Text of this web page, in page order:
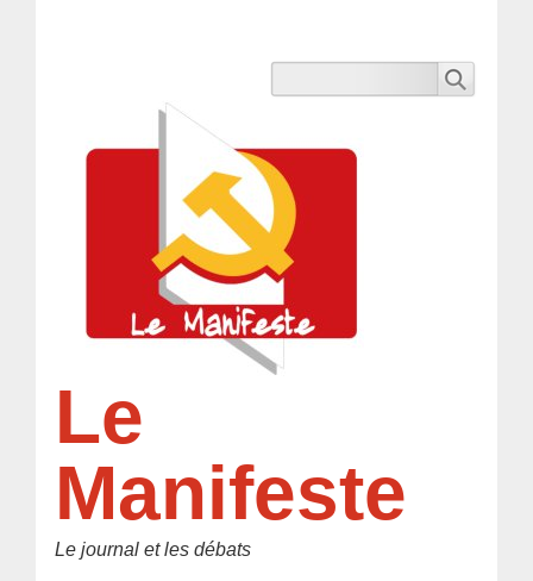
Le
Manifeste
Le journal et les débats